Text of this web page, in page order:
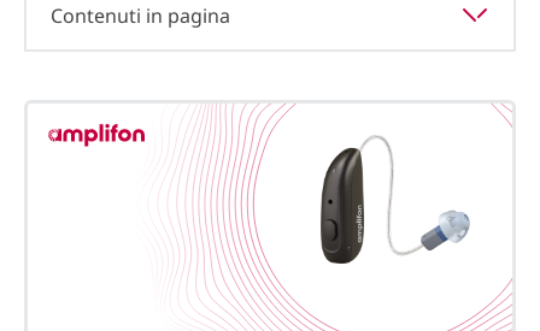
Contenuti in pagina